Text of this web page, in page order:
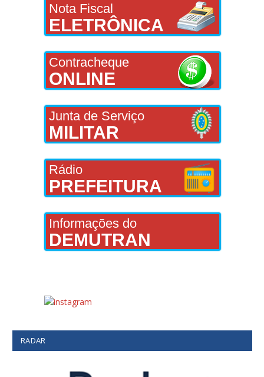
Nota Fiscal
ELETRÔNICA
Contracheque
ONLINE
Junta de Serviço
MILITAR
Rádio
PREFEITURA
Informações do
DEMUTRAN
RADAR